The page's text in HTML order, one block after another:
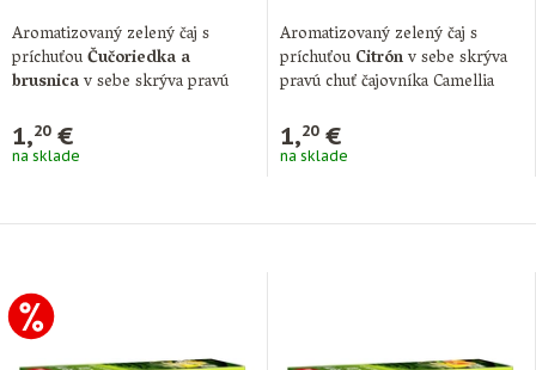
Aromatizovaný zelený čaj s
príchuťouČučoriedka a
brusnicav sebe skrýva pravú
1,20€
na sklade
Aromatizovaný zelený čaj s
príchuťouCitrónv sebe skrýva
pravú chuť čajovníka Camellia
1,20€
na sklade